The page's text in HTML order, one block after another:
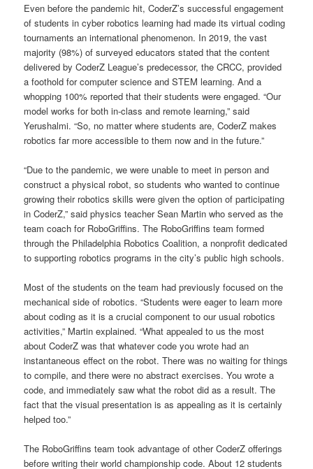
Even before the pandemic hit, CoderZ’s successful engagement
of students in cyber robotics learning had made its virtual coding
tournaments an international phenomenon. In 2019, the vast
majority (98%) of surveyed educators stated that the content
delivered by CoderZ League’s predecessor, the CRCC, provided
a foothold for computer science and STEM learning. And a
whopping 100% reported that their students were engaged. “Our
model works for both in-class and remote learning,” said
Yerushalmi. “So, no matter where students are, CoderZ makes
robotics far more accessible to them now and in the future.”
“Due to the pandemic, we were unable to meet in person and
construct a physical robot, so students who wanted to continue
growing their robotics skills were given the option of participating
in CoderZ,” said physics teacher Sean Martin who served as the
team coach for RoboGriffins. The RoboGriffins team formed
through the Philadelphia Robotics Coalition, a nonprofit dedicated
to supporting robotics programs in the city’s public high schools.
Most of the students on the team had previously focused on the
mechanical side of robotics. “Students were eager to learn more
about coding as it is a crucial component to our usual robotics
activities,” Martin explained. “What appealed to us the most
about CoderZ was that whatever code you wrote had an
instantaneous effect on the robot. There was no waiting for things
to compile, and there were no abstract exercises. You wrote a
code, and immediately saw what the robot did as a result. The
fact that the visual presentation is as appealing as it is certainly
helped too.”
The RoboGriffins team took advantage of other CoderZ offerings
before writing their world championship code. About 12 students